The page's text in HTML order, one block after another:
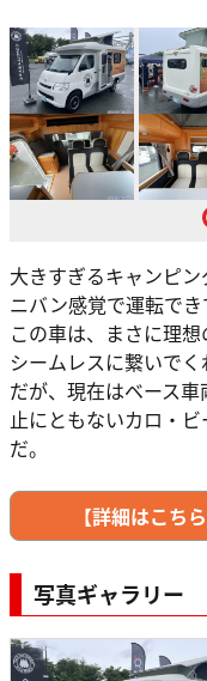
大きすぎるキャンピ
ニバン感覚で運転で
この車は、まさに理
シームレスに繋いで
だが、現在はベース
止にともないカロ・
だ。
【詳細はこち
写真ギャラリー